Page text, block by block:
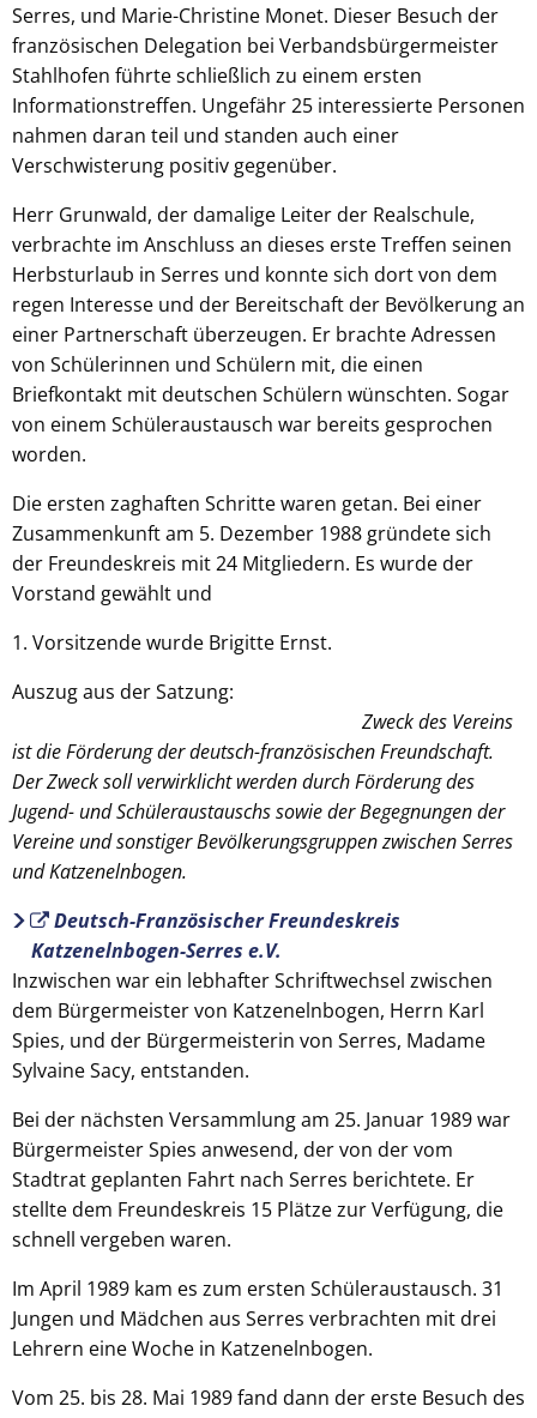
Serres, und Marie-Christine Monet. Dieser Besuch der
französischen Delegation bei Verbandsbürgermeister
Stahlhofen führte schließlich zu einem ersten
Informationstreffen. Ungefähr 25 interessierte Personen
nahmen daran teil und standen auch einer
Verschwisterung positiv gegenüber.
Herr Grunwald, der damalige Leiter der Realschule,
verbrachte im Anschluss an dieses erste Treffen seinen
Herbsturlaub in Serres und konnte sich dort von dem
regen Interesse und der Bereitschaft der Bevölkerung an
einer Partnerschaft überzeugen. Er brachte Adressen
von Schülerinnen und Schülern mit, die einen
Briefkontakt mit deutschen Schülern wünschten. Sogar
von einem Schüleraustausch war bereits gesprochen
worden.
Die ersten zaghaften Schritte waren getan. Bei einer
Zusammenkunft am 5. Dezember 1988 gründete sich
der Freundeskreis mit 24 Mitgliedern. Es wurde der
Vorstand gewählt und
1. Vorsitzende wurde Brigitte Ernst.
Auszug aus der Satzung:
Zweck des Vereins
ist die Förderung der deutsch-französischen Freundschaft.
Der Zweck soll verwirklicht werden durch Förderung des
Jugend- und Schüleraustauschs sowie der Begegnungen der
Vereine und sonstiger Bevölkerungsgruppen zwischen Serres
und Katzenelnbogen.
Deutsch-Französischer Freundeskreis
Katzenelnbogen-Serres e.V.
Inzwischen war ein lebhafter Schriftwechsel zwischen
dem Bürgermeister von Katzenelnbogen, Herrn Karl
Spies, und der Bürgermeisterin von Serres, Madame
Sylvaine Sacy, entstanden.
Bei der nächsten Versammlung am 25. Januar 1989 war
Bürgermeister Spies anwesend, der von der vom
Stadtrat geplanten Fahrt nach Serres berichtete. Er
stellte dem Freundeskreis 15 Plätze zur Verfügung, die
schnell vergeben waren.
Im April 1989 kam es zum ersten Schüleraustausch. 31
Jungen und Mädchen aus Serres verbrachten mit drei
Lehrern eine Woche in Katzenelnbogen.
Vom 25. bis 28. Mai 1989 fand dann der erste Besuch des